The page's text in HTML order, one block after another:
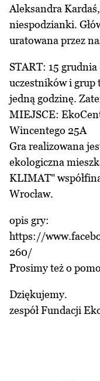
Aleksandra
niespodzianki.
uratowana przez
START: 15
uczestników i grup
jedną godzinę.
MIEJSCE:
Wincentego 25A
Gra realizowana
ekologiczna
KLIMAT"
Wrocław.
opis gry:
https://
260/
Prosimy też o
Dziękujemy.
zespół Fundacji